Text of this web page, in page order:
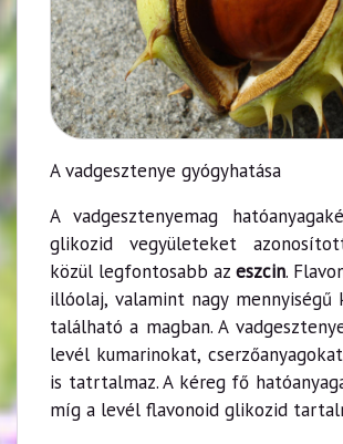
A vadgesztenye gyógyhatása
A vadgesztenyemag
glikozid vegyületeket
közül legfontosabb az eszcin.
illóolaj, valamint nagy mennyiségű
található a magban. A
levél kumarinokat,
is tatrtalmaz. A kéreg fő
míg a levél flavonoid glikozid